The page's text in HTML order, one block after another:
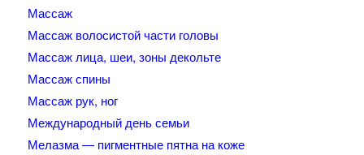
Массаж
Массаж волосистой части головы
Массаж лица, шеи, зоны декольте
Массаж спины
Массаж рук, ног
Международный день семьи
Мелазма — пигментные пятна на коже